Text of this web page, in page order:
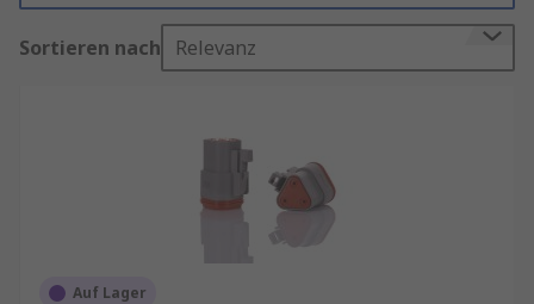
einem Fahrzeug verfügen die Steckverbinder
häufig über sichere Verriegelungssysteme, die in
Arten von KFZ-Steckverbindern
Verbindung mit einer Leiterplatte
Sortieren nach Relevanz
Auf Lager